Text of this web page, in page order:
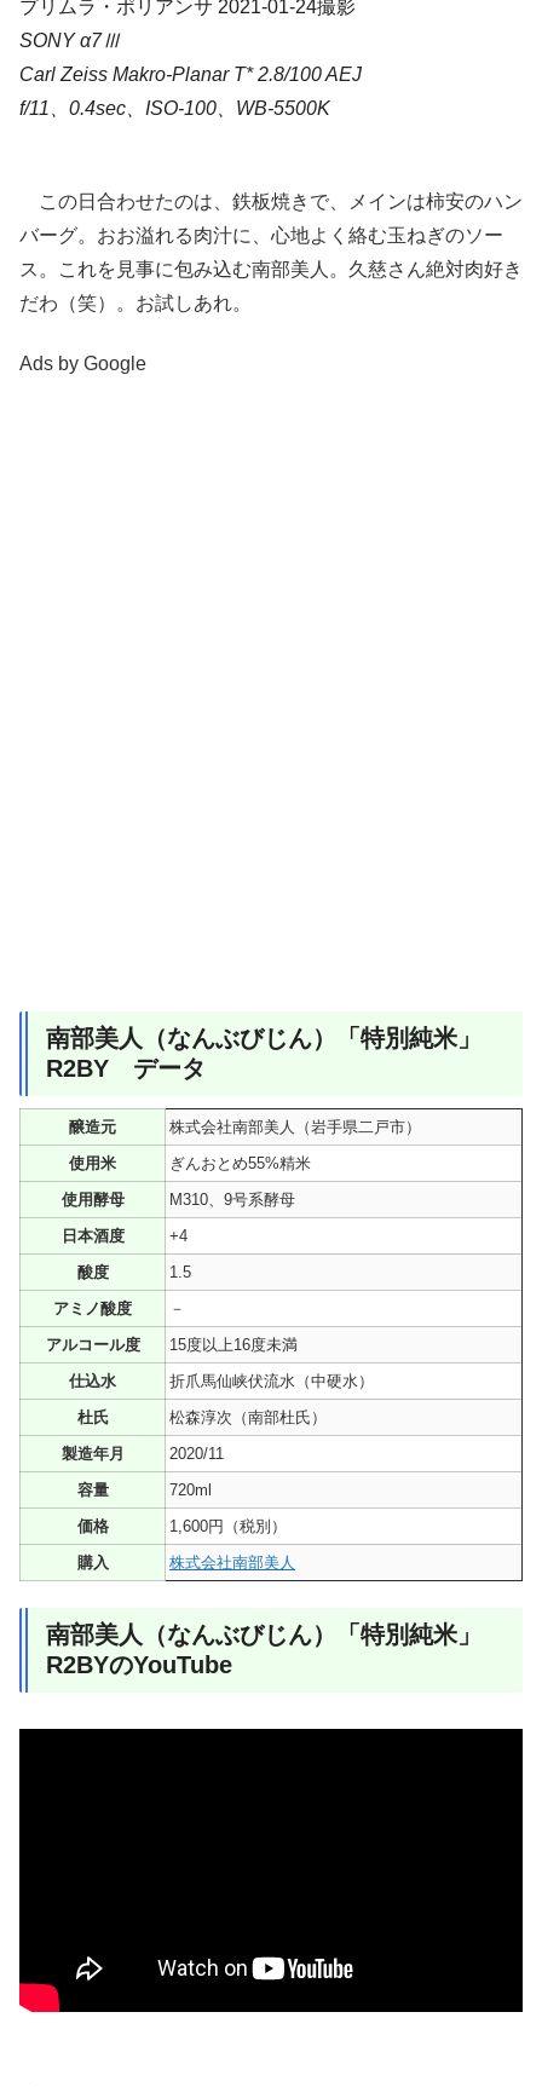
プリムラ・ポリアンサ 2021-01-24撮影
SONY α7Ⅲ
Carl Zeiss Makro-Planar T* 2.8/100 AEJ
f/11、0.4sec、ISO-100、WB-5500K
この日合わせたのは、鉄板焼きで、メインは柿安のハン
バーグ。おお溢れる肉汁に、心地よく絡む玉ねぎのソー
ス。これを見事に包み込む南部美人。久慈さん絶対肉好き
だわ（笑）。お試しあれ。
Ads by Google
南部美人（なんぶびじん）「特別純米」
R2BY データ
醸造元
株式会社南部美人（岩手県二戸市）
使用米
ぎんおとめ55%精米
使用酵母
M310、9号系酵母
日本酒度
+4
酸度
1.5
アミノ酸度
－
アルコール度
15度以上16度未満
仕込水
折爪馬仙峡伏流水（中硬水）
杜氏
松森淳次（南部杜氏）
製造年月
2020/11
容量
720ml
価格
1,600円（税別）
購入
株式会社南部美人
南部美人（なんぶびじん）「特別純米」
R2BYのYouTube